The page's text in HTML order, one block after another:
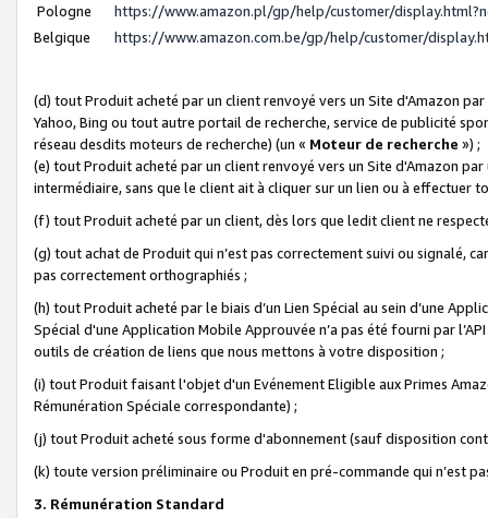
Pologne
https://www.amazon.pl/gp/help/customer/
Belgique
https://www.amazon.com.be/gp/help/customer/
(d) tout Produit acheté par un client renvoyé vers un Site d'Amazon
Yahoo, Bing ou tout autre portail de recherche, service de publicité
réseau desdits moteurs de recherche) (un « Moteur de recherche ») ;
(e) tout Produit acheté par un client renvoyé vers un Site d'Amazon
intermédiaire, sans que le client ait à cliquer sur un lien ou à
(f) tout Produit acheté par un client, dès lors que ledit client ne
(g) tout achat de Produit qui n’est pas correctement suivi ou signalé,
pas correctement orthographiés ;
(h) tout Produit acheté par le biais d’un Lien Spécial au sein d’une
Spécial d'une Application Mobile Approuvée n’a pas été fourni par
outils de création de liens que nous mettons à votre disposition ;
(i) tout Produit faisant l'objet d'un Evénement Eligible aux Primes
Rémunération Spéciale correspondante) ;
(j) tout Produit acheté sous forme d'abonnement (sauf disposition
(k) toute version préliminaire ou Produit en pré-commande qui n’est
3. Rémunération Standard